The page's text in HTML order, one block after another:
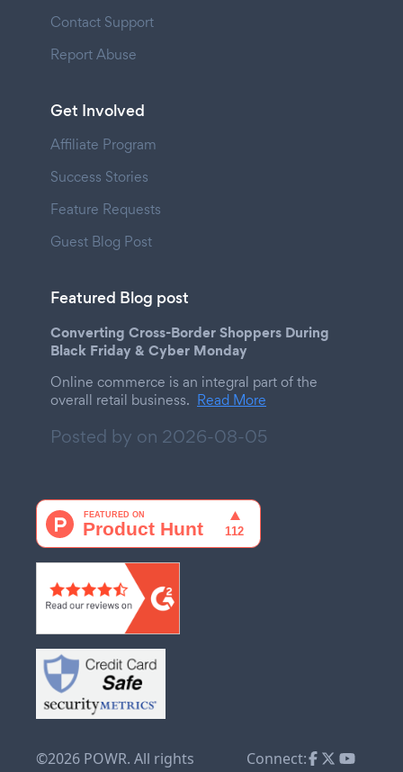
Contact Support
Report Abuse
Get Involved
Affiliate Program
Success Stories
Feature Requests
Guest Blog Post
Featured Blog post
Converting Cross-Border Shoppers During
Black Friday & Cyber Monday
Online commerce is an integral part of the
overall retail business. Read More
Posted by on 2026-08-05
©2026 POWR. All rights
Connect: